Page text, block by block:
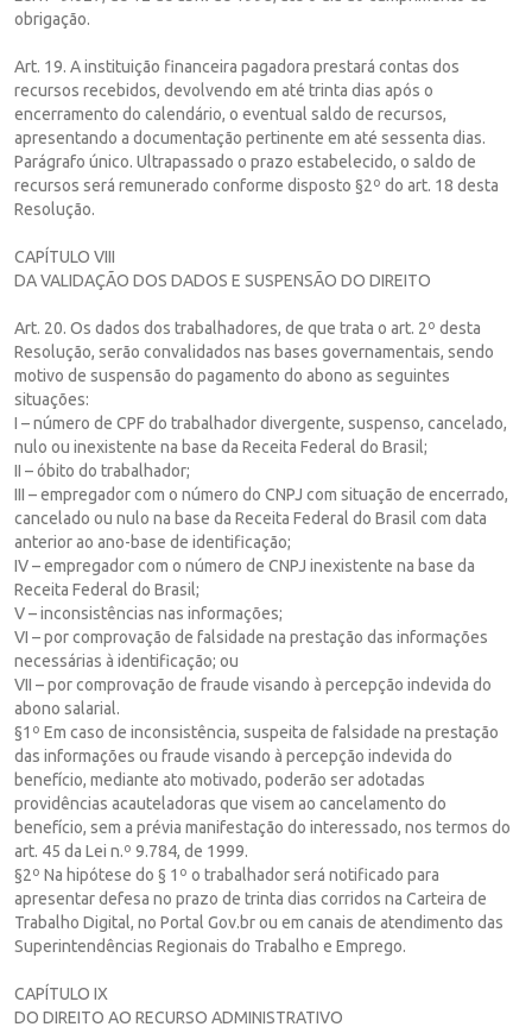
obrigação.
Art. 19. A instituição financeira pagadora prestará contas dos
recursos recebidos, devolvendo em até trinta dias após o
encerramento do calendário, o eventual saldo de recursos,
apresentando a documentação pertinente em até sessenta dias.
Parágrafo único. Ultrapassado o prazo estabelecido, o saldo de
recursos será remunerado conforme disposto §2º do art. 18 desta
Resolução.
CAPÍTULO VIII
DA VALIDAÇÃO DOS DADOS E SUSPENSÃO DO DIREITO
Art. 20. Os dados dos trabalhadores, de que trata o art. 2º desta
Resolução, serão convalidados nas bases governamentais, sendo
motivo de suspensão do pagamento do abono as seguintes
situações:
I – número de CPF do trabalhador divergente, suspenso, cancelado,
nulo ou inexistente na base da Receita Federal do Brasil;
II – óbito do trabalhador;
III – empregador com o número do CNPJ com situação de encerrado,
cancelado ou nulo na base da Receita Federal do Brasil com data
anterior ao ano-base de identificação;
IV – empregador com o número de CNPJ inexistente na base da
Receita Federal do Brasil;
V – inconsistências nas informações;
VI – por comprovação de falsidade na prestação das informações
necessárias à identificação; ou
VII – por comprovação de fraude visando à percepção indevida do
abono salarial.
§1º Em caso de inconsistência, suspeita de falsidade na prestação
das informações ou fraude visando à percepção indevida do
benefício, mediante ato motivado, poderão ser adotadas
providências acauteladoras que visem ao cancelamento do
benefício, sem a prévia manifestação do interessado, nos termos do
art. 45 da Lei n.º 9.784, de 1999.
§2º Na hipótese do § 1º o trabalhador será notificado para
apresentar defesa no prazo de trinta dias corridos na Carteira de
Trabalho Digital, no Portal Gov.br ou em canais de atendimento das
Superintendências Regionais do Trabalho e Emprego.
CAPÍTULO IX
DO DIREITO AO RECURSO ADMINISTRATIVO